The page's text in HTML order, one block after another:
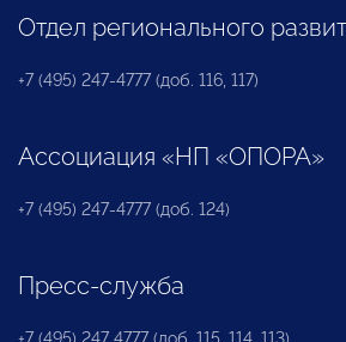
Отдел регионального
+7 (495) 247-4777 (доб. 116, 117)
Ассоциация «НП «ОПОРА»
+7 (495) 247-4777 (доб. 124)
Пресс-служба